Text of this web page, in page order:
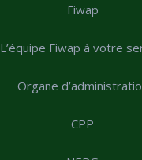
Fiwap
L’équipe Fiwap à votre
Organe
CPP